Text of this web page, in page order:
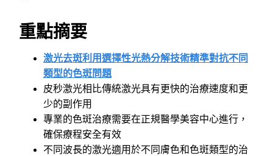
重點摘要
激光去斑利用選擇性光熱分解技術精準對抗不同
類型的色斑問題
皮秒激光相比傳統激光具有更快的治療速度和更
少的副作用
專業的色斑治療需要在正規醫學美容中心進行，
確保療程安全有效
不同波長的激光適用於不同膚色和色斑類型的治